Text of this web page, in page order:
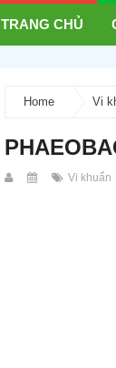
TRANG CHỦ
Home Vi
Vi khuẩn